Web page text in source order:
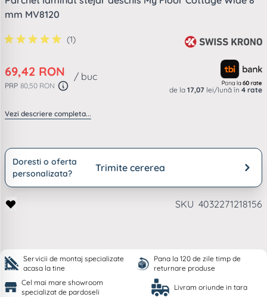
mm MV8120
(1)
69,42 RON
PRP 80,50 RON
/ buc
de la 17,07 lei/lună în 4 rate
Vezi descriere completa...
Doresti o oferta
personalizata?
Trimite cererea
SKU 4032271218156
Servicii de montaj specializate
acasa la tine
Pana la 120 de zile timp de
returnare produse
Cel mai mare showroom
specializat de pardoseli
Livram oriunde in tara